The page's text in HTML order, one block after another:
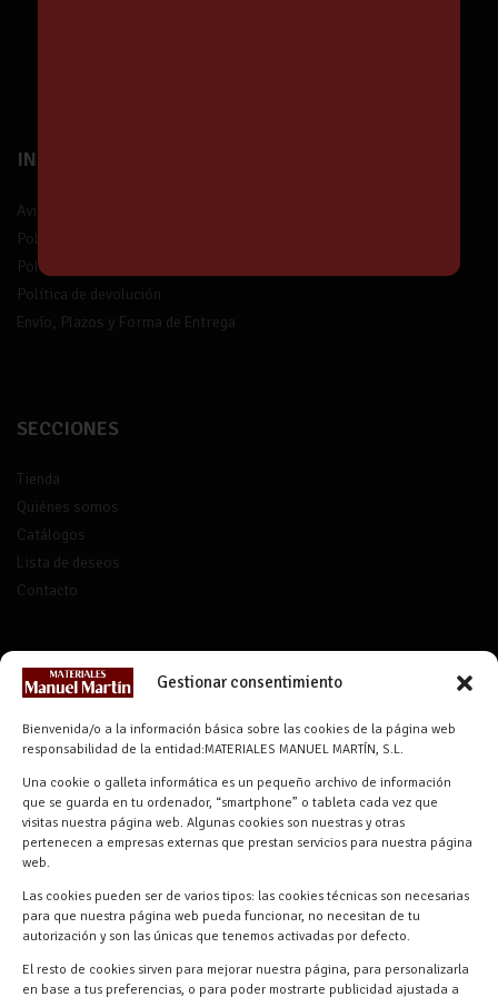
Gestionar consentimiento
Bienvenida/o a la información básica sobre las cookies de la página web
responsabilidad de la entidad:MATERIALES MANUEL MARTÍN, S.L.
Una cookie o galleta informática es un pequeño archivo de información
que se guarda en tu ordenador, “smartphone” o tableta cada vez que
visitas nuestra página web. Algunas cookies son nuestras y otras
pertenecen a empresas externas que prestan servicios para nuestra página
web.
Las cookies pueden ser de varios tipos: las cookies técnicas son necesarias
para que nuestra página web pueda funcionar, no necesitan de tu
autorización y son las únicas que tenemos activadas por defecto.
El resto de cookies sirven para mejorar nuestra página, para personalizarla
en base a tus preferencias, o para poder mostrarte publicidad ajustada a
INFORMACIÓN
Aviso legal
Política de privacidad
Política de protección de datos
Política de devolución
Envío, Plazos y Forma de Entrega
SECCIONES
Tienda
Quiénes somos
Catálogos
Lista de deseos
Contacto
CONTACTO
info@materialesmanuelmartin.com
921 57 52 29
618 59 79 72 (Solo WhatsApp)
Materiales Manuel Martín Ctra.
Turégano-Navas de Oro, 47, 40280
Navalmanzano, Segovia, ESPAÑA